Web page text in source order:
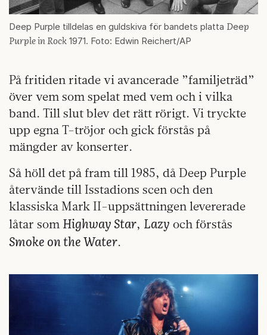
Deep Purple tilldelas en guldskiva för bandets platta Deep
Purple in Rock 1971. Foto: Edwin Reichert/AP
På fritiden ritade vi avancerade ”familjeträd”
över vem som spelat med vem och i vilka
band. Till slut blev det rätt rörigt. Vi tryckte
upp egna T-tröjor och gick förstås på
mängder av konserter.
Så höll det på fram till 1985, då Deep Purple
återvände till Isstadions scen och den
klassiska Mark II-uppsättningen levererade
låtar som Highway Star, Lazy och förstås
Smoke on the Water.